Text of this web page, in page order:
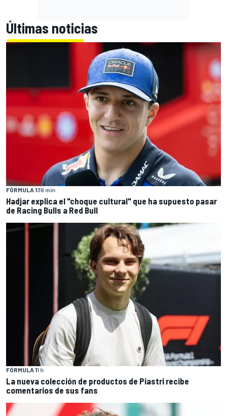
Últimas noticias
FÓRMULA 136 min
Hadjar explica el "choque cultural" que ha supuesto pasar
de Racing Bulls a Red Bull
FÓRMULA 11 h
La nueva colección de productos de Piastri recibe
comentarios de sus fans